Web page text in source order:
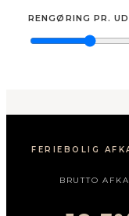
RENGØRING PR.
FERIEBOLIG
BRUTTO